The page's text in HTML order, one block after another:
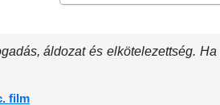
áldozat és elkötelezettség.
film